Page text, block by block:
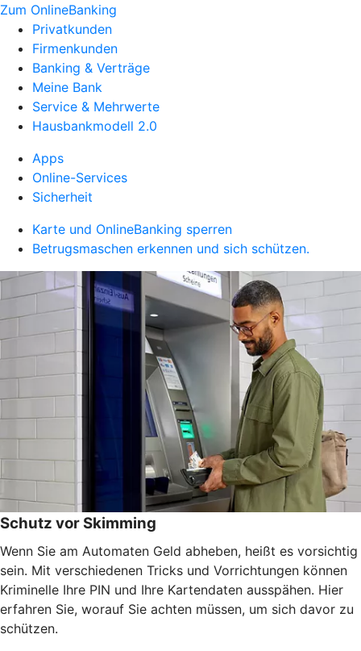
Zum OnlineBanking
Privatkunden
Firmenkunden
Banking & Verträge
Meine Bank
Service & Mehrwerte
Hausbankmodell 2.0
Apps
Online-Services
Sicherheit
Karte und OnlineBanking sperren
Betrugsmaschen erkennen und sich schützen.
Schutz vor Skimming
Wenn Sie am Automaten Geld abheben, heißt es vorsichtig
sein. Mit verschiedenen Tricks und Vorrichtungen können
Kriminelle Ihre PIN und Ihre Kartendaten ausspähen. Hier
erfahren Sie, worauf Sie achten müssen, um sich davor zu
schützen.